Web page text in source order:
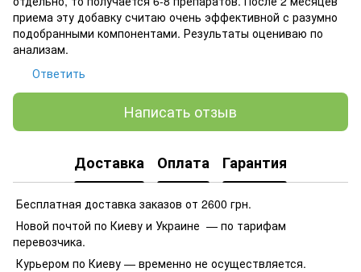
приема эту добавку считаю очень эффективной с разумно
подобранными компонентами. Результаты оцениваю по
анализам.
Ответить
Написать отзыв
Доставка Оплата Гарантия
Бесплатная доставка заказов от 2600 грн.
Новой почтой по Киеву и Украине — по тарифам
перевозчика.
Курьером по Киеву — временно не осуществляется.